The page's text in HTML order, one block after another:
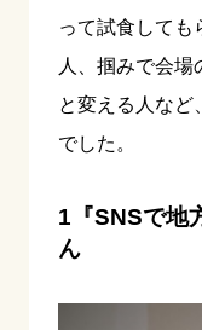
って試食しても
人、掴みで会場
と変える人など
でした。
1『SNSで地
ん